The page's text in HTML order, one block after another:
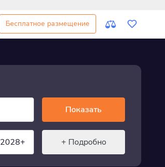
Бесплатное размещение
2028+
Показать
+ Подробно